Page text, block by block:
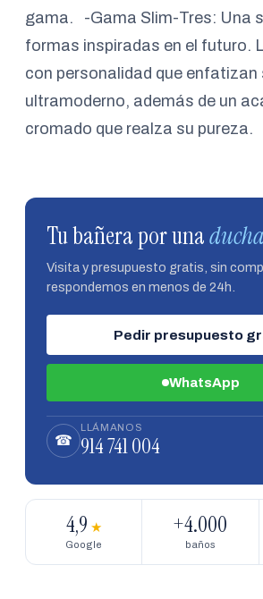
gama. -Gama Slim-Tres: Una
formas inspiradas en el futuro.
con personalidad que enfatizan
ultramoderno, además de un
cromado que realza su pureza.
Tu bañera por unaducha
Visita y presupuesto gratis, sin
respondemos en menos de 24h.
Pedir presupuesto
WhatsApp
☎
LLÁMANOS
914 741 004
4,9 ★
Google
+4.000
baños